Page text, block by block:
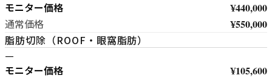
モニター価格 ¥440,000
通常価格 ¥550,000
脂肪切除（ROOF・眼窩脂肪）
—
モニター価格 ¥105,600